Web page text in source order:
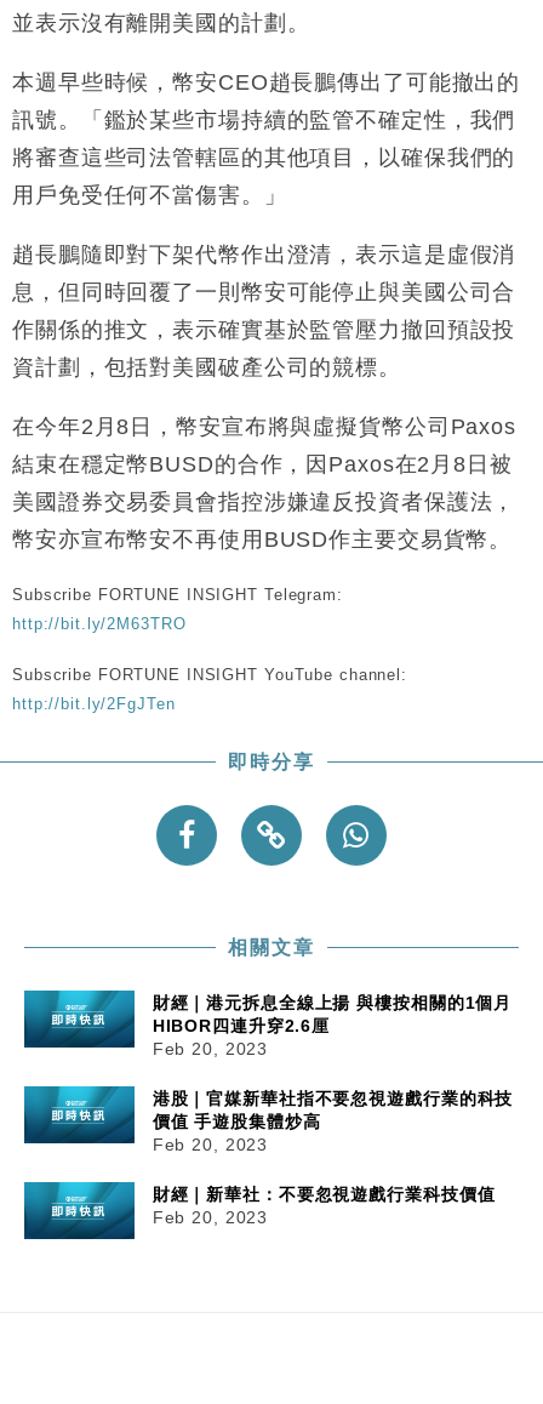
17:40
財經｜本港6月零售額連升14個月 珠寶鐘錶銷售升勢
16:33
財經｜滙控重啟最多10億美元回購 派息比率目標維持
50%
15:11
財經｜SHEIN傳最快8月中招股 估值料降至400億美
元以下
並表示沒有離開美國的計劃。
本週早些時候，幣安CEO趙長鵬傳出了可能撤出的
訊號。「鑑於某些市場持續的監管不確定性，我們
將審查這些司法管轄區的其他項目，以確保我們的
用戶免受任何不當傷害。」
趙長鵬隨即對下架代幣作出澄清，表示這是虛假消
息，但同時回覆了一則幣安可能停止與美國公司合
作關係的推文，表示確實基於監管壓力撤回預設投
資計劃，包括對美國破產公司的競標。
在今年2月8日，幣安宣布將與虛擬貨幣公司Paxos
結束在穩定幣BUSD的合作，因Paxos在2月8日被
美國證券交易委員會指控涉嫌違反投資者保護法，
幣安亦宣布幣安不再使用BUSD作主要交易貨幣。
Subscribe FORTUNE INSIGHT Telegram:
http://bit.ly/2M63TRO
Subscribe FORTUNE INSIGHT YouTube channel:
http://bit.ly/2FgJTen
即時分享
相關文章
財經｜港元拆息全線上揚 與樓按相關的1個月
HIBOR四連升穿2.6厘
Feb 20, 2023
港股｜官媒新華社指不要忽視遊戲行業的科技
價值 手遊股集體炒高
Feb 20, 2023
財經｜新華社：不要忽視遊戲行業科技價值
Feb 20, 2023